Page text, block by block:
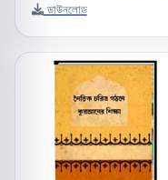
ডাউনলোড